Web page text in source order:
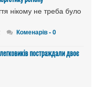
нікому не треба було
Коменарів - 0
постраждали двоє